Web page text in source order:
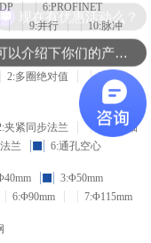
6:PROFINET
9:并行
10:脉冲
2:多圈绝对值
3:增量
夹紧同步法兰
3:盲孔轴
兰 6:通孔空心
3:Φ50mm
6:Φ90mm 7:Φ115mm
可以介绍下你们的产品么？
现在有优惠活动么？